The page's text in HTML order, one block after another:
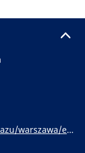
warszawa/eu